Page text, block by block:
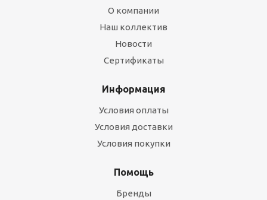
О компании
Наш коллектив
Новости
Сертификаты
Информация
Условия оплаты
Условия доставки
Условия покупки
Помощь
Бренды